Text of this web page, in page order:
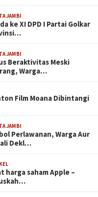
JAMBI
ke XI DPD I Partai Golkar
JAMBI
Beraktivitas Meski
Warga…
Film Moana Dibintangi
JAMBI
Perlawanan, Warga Aur
Dekl…
harga saham Apple –